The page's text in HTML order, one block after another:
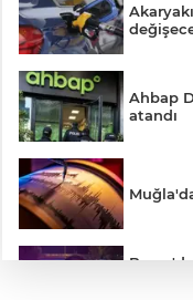
Ahbap
atandı